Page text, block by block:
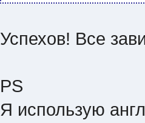
Успехов! Все
PS
Я использую